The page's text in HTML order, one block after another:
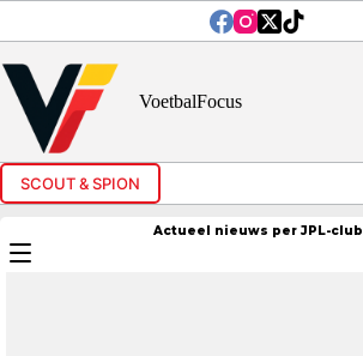
inhoud
VoetbalFocus
SCOUT & SPION
Actueel nieuws per JPL-club